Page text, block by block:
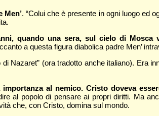
Men’. “Colui che è presente in ogni luogo ed
quando una sera, sul cielo di Mosca
a questa figura diabolica padre Men’
Nazaret” (ora tradotto anche italiano). Era
al nemico. Cristo doveva
al popolo di pensare ai propri diritti. Ma
che, con Cristo, domina sul mondo.